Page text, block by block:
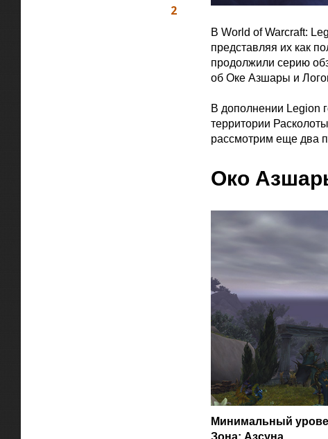
2
В World of Warcraft:
представляя их как
продолжили серию
об Оке Азшары и
В дополнении Legion
территории
рассмотрим еще два
Око
Минимальный